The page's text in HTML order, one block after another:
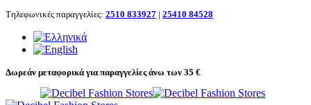
Τηλεφωνικές παραγγελίες: 2510 833927 | 25410 84528
Δωρεάν μεταφορικά για παραγγελίες άνω των 35 €